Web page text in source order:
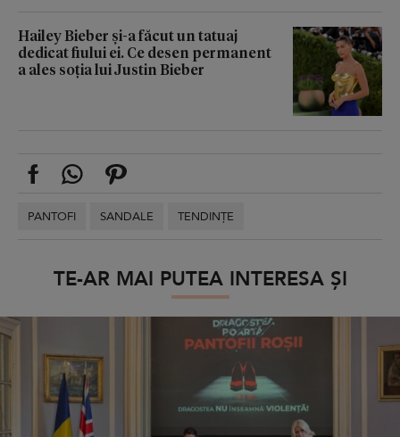
Hailey Bieber și-a făcut un tatuaj
dedicat fiului ei. Ce desen permanent
a ales soția lui Justin Bieber
PANTOFI SANDALE TENDINȚE
TE-AR MAI PUTEA INTERESA ȘI